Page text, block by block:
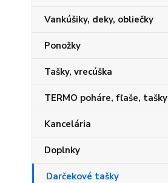
Vankúšiky, deky, obliečky
Ponožky
Tašky, vrecúška
TERMO poháre, fľaše, tašky
Kancelária
Doplnky
Darčekové tašky